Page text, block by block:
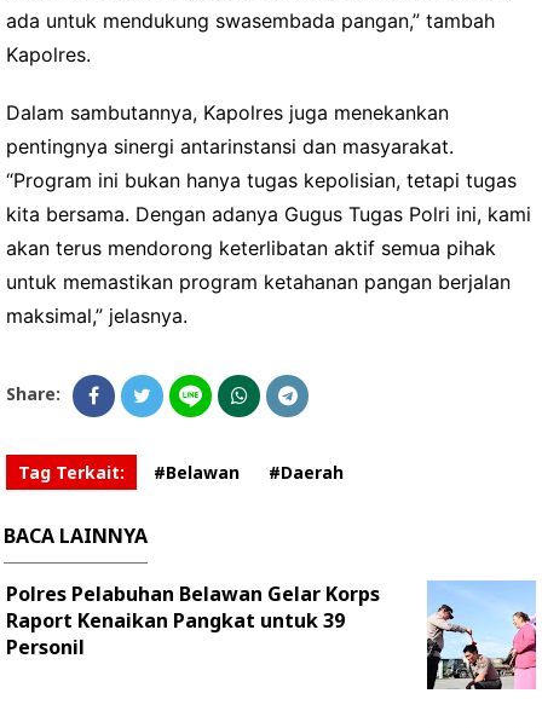
ada untuk mendukung swasembada pangan,” tambah
Kapolres.
Dalam sambutannya, Kapolres juga menekankan
pentingnya sinergi antarinstansi dan masyarakat.
“Program ini bukan hanya tugas kepolisian, tetapi tugas
kita bersama. Dengan adanya Gugus Tugas Polri ini, kami
akan terus mendorong keterlibatan aktif semua pihak
untuk memastikan program ketahanan pangan berjalan
maksimal,” jelasnya.
Share:
Tag Terkait: #Belawan #Daerah
BACA LAINNYA
Polres Pelabuhan Belawan Gelar Korps
Raport Kenaikan Pangkat untuk 39
Personil